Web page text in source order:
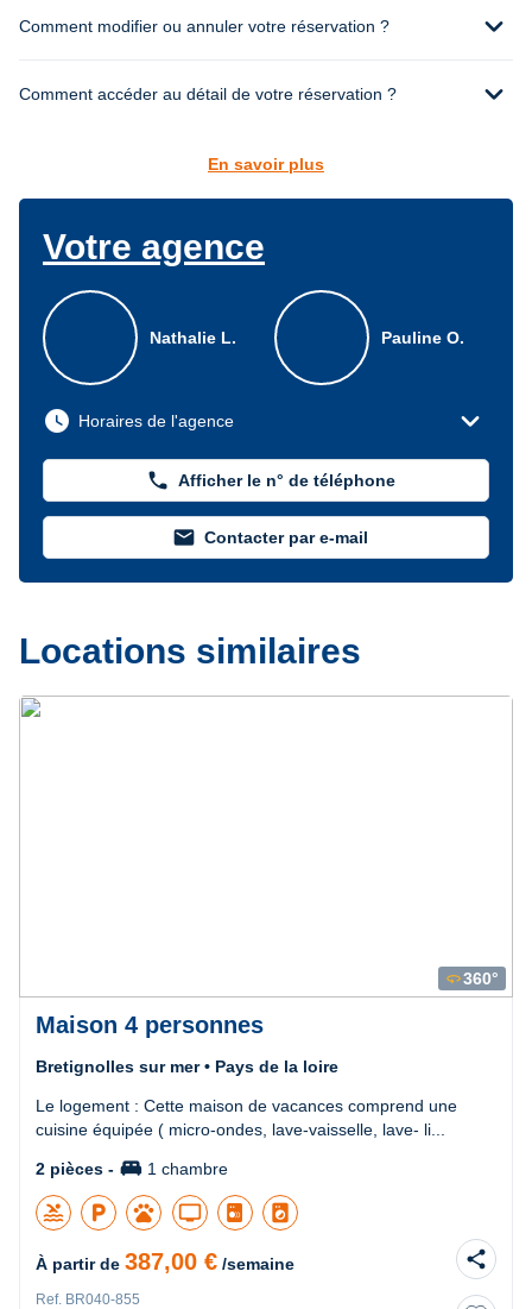
Comment modifier ou annuler votre réservation ? expand_more
Comment accéder au détail de votre réservation ? expand_more
En savoir plus
Votre agence
Nathalie L. Pauline O.
watch_later Horaires de l'agence expand_more
phone Afficher le n° de téléphone
mail Contacter par e-mail
Locations similaires
Précédent
360360°
Maison 4 personnes
Bretignolles sur mer • Pays de la loire
Le logement : Cette maison de vacances comprend une
cuisine équipée ( micro-ondes, lave-vaisselle, lave- li...
2 pièces - king_bed 1 chambre
pool local_parking pets tv local_laundry_service
À partir de 387,00 € /semaine
Ref. BR040-855
share
Suivant